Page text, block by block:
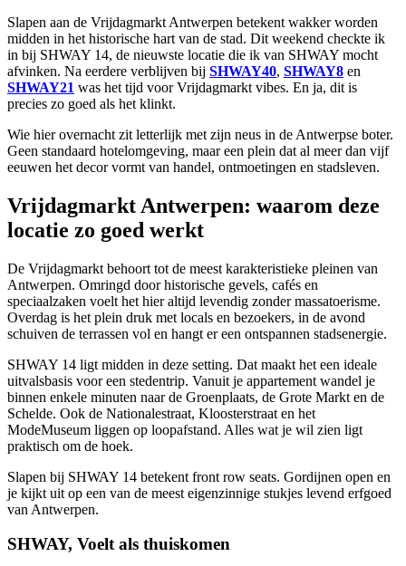
Slapen aan de Vrijdagmarkt Antwerpen betekent wakker worden
midden in het historische hart van de stad. Dit weekend checkte ik
in bij SHWAY 14, de nieuwste locatie die ik van SHWAY mocht
afvinken. Na eerdere verblijven bij SHWAY40, SHWAY8 en
SHWAY21 was het tijd voor Vrijdagmarkt vibes. En ja, dit is
precies zo goed als het klinkt.
Wie hier overnacht zit letterlijk met zijn neus in de Antwerpse boter.
Geen standaard hotelomgeving, maar een plein dat al meer dan vijf
eeuwen het decor vormt van handel, ontmoetingen en stadsleven.
Vrijdagmarkt Antwerpen: waarom deze
locatie zo goed werkt
De Vrijdagmarkt behoort tot de meest karakteristieke pleinen van
Antwerpen. Omringd door historische gevels, cafés en
speciaalzaken voelt het hier altijd levendig zonder massatoerisme.
Overdag is het plein druk met locals en bezoekers, in de avond
schuiven de terrassen vol en hangt er een ontspannen stadsenergie.
SHWAY 14 ligt midden in deze setting. Dat maakt het een ideale
uitvalsbasis voor een stedentrip. Vanuit je appartement wandel je
binnen enkele minuten naar de Groenplaats, de Grote Markt en de
Schelde. Ook de Nationalestraat, Kloosterstraat en het
ModeMuseum liggen op loopafstand. Alles wat je wil zien ligt
praktisch om de hoek.
Slapen bij SHWAY 14 betekent front row seats. Gordijnen open en
je kijkt uit op een van de meest eigenzinnige stukjes levend erfgoed
van Antwerpen.
SHWAY, Voelt als thuiskomen